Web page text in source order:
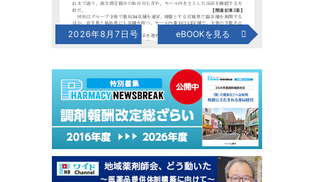
2026年8月7日号 eBOOKを見る